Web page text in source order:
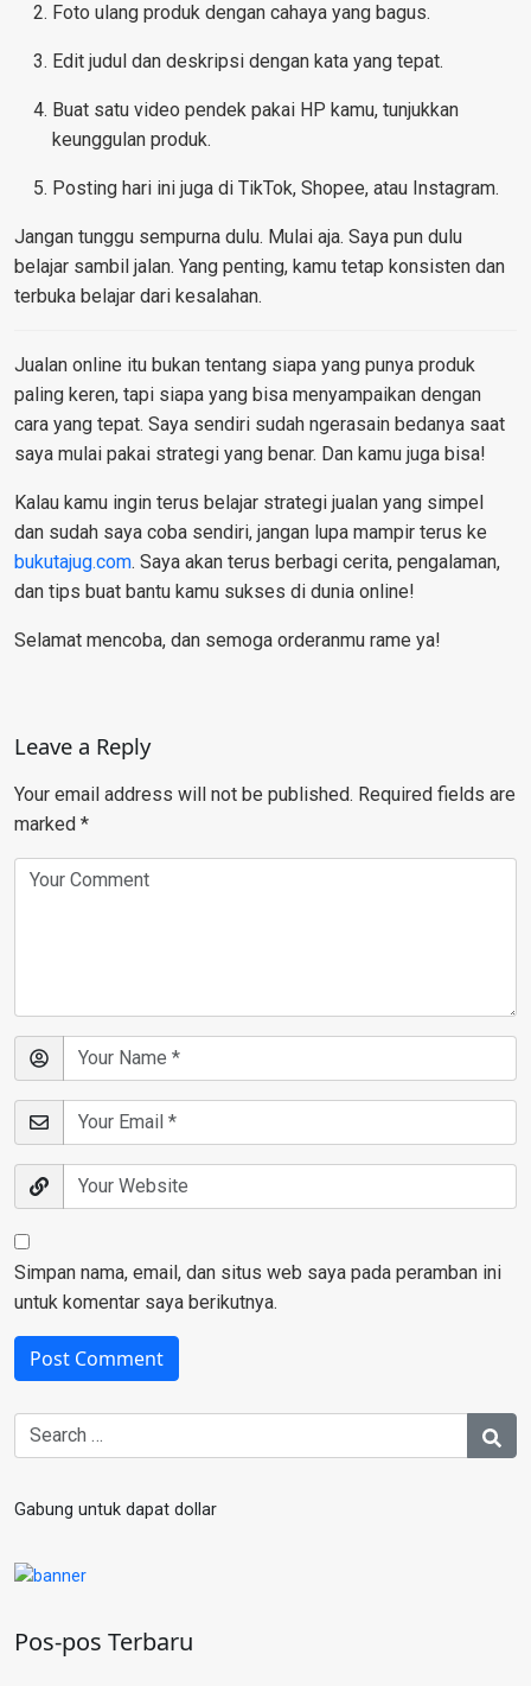
Foto ulang produk dengan cahaya yang bagus.
Edit judul dan deskripsi dengan kata yang tepat.
Buat satu video pendek pakai HP kamu, tunjukkan
keunggulan produk.
Posting hari ini juga di TikTok, Shopee, atau Instagram.
Jangan tunggu sempurna dulu. Mulai aja. Saya pun dulu
belajar sambil jalan. Yang penting, kamu tetap konsisten dan
terbuka belajar dari kesalahan.
Jualan online itu bukan tentang siapa yang punya produk
paling keren, tapi siapa yang bisa menyampaikan dengan
cara yang tepat. Saya sendiri sudah ngerasain bedanya saat
saya mulai pakai strategi yang benar. Dan kamu juga bisa!
Kalau kamu ingin terus belajar strategi jualan yang simpel
dan sudah saya coba sendiri, jangan lupa mampir terus ke
bukutajug.com. Saya akan terus berbagi cerita, pengalaman,
dan tips buat bantu kamu sukses di dunia online!
Selamat mencoba, dan semoga orderanmu rame ya!
Leave a Reply
Your email address will not be published. Required fields are
marked *
Simpan nama, email, dan situs web saya pada peramban ini
untuk komentar saya berikutnya.
Gabung untuk dapat dollar
Pos-pos Terbaru